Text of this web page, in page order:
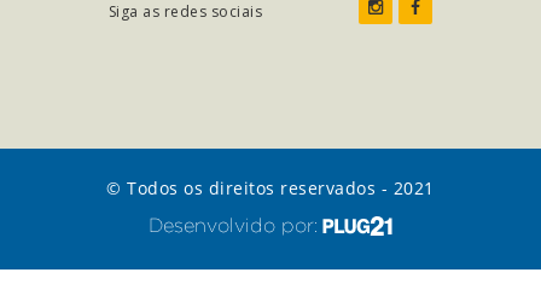
Siga as redes sociais
© Todos os direitos reservados - 2021